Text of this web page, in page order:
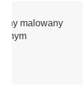
Zawias